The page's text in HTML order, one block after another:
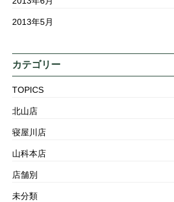
2013年5月
カテゴリー
TOPICS
北山店
寝屋川店
山科本店
店舗別
未分類